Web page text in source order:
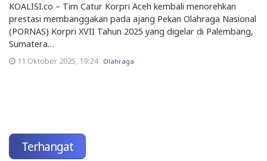
KOALISI.co – Tim Catur Korpri Aceh kembali menorehkan
prestasi membanggakan pada ajang Pekan Olahraga Nasional
(PORNAS) Korpri XVII Tahun 2025 yang digelar di Palembang,
Sumatera…
11 Oktober 2025, 19:24 Olahraga
Terhangat